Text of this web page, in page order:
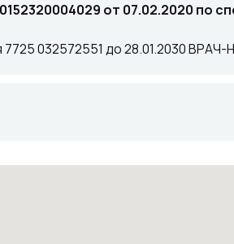
от 07.02.2020 по
7725 032572551 до 28.01.2030